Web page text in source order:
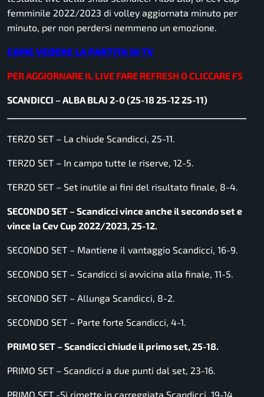
femminile 2022/2023 di volley aggiornata minuto per
minuto, per non perdersi nemmeno un emozione.
COME VEDERE LA PARTITA IN TV
PER AGGIORNARE IL LIVE FARE REFRESH O CLICCARE F5
SCANDICCI – ALBA BLAJ 2-0 (25-18 25-12 25-11)
TERZO SET – La chiude Scandicci, 25-11.
TERZO SET – In campo tutte le riserve, 12-5.
TERZO SET – Set inutile ai fini del risultato finale, 8-4.
SECONDO SET – Scandicci vince anche il secondo set e
vince la Cev Cup 2022/2023, 25-12.
SECONDO SET – Mantiene il vantaggio Scandicci, 16-9.
SECONDO SET – Scandicci si avvicina alla finale, 11-5.
SECONDO SET – Allunga Scandicci, 8-2.
SECONDO SET – Parte forte Scandicci, 4-1.
PRIMO SET – Scandicci chiude il primo set, 25-18.
PRIMO SET – Scandicci a due punti dal set, 23-16.
PRIMO SET -Si rimette in carreggiata Scandicci, 19-14.